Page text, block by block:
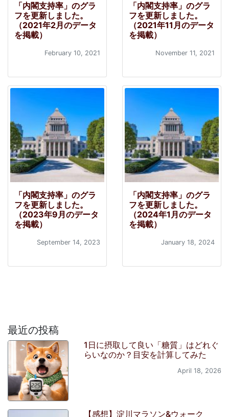
「内閣支持率」のグラ
フを更新しました。
（2021年2月のデータ
を掲載）
February 10, 2021
「内閣支持率」のグラ
フを更新しました。
（2021年11月のデータ
を掲載）
November 11, 2021
「内閣支持率」のグラ
フを更新しました。
（2023年9月のデータ
を掲載）
September 14, 2023
「内閣支持率」のグラ
フを更新しました。
（2024年1月のデータ
を掲載）
January 18, 2024
最近の投稿
1日に摂取して良い「糖質」はどれぐ
らいなのか？目安を計算してみた
April 18, 2026
【感想】淀川マラソン&ウォーク